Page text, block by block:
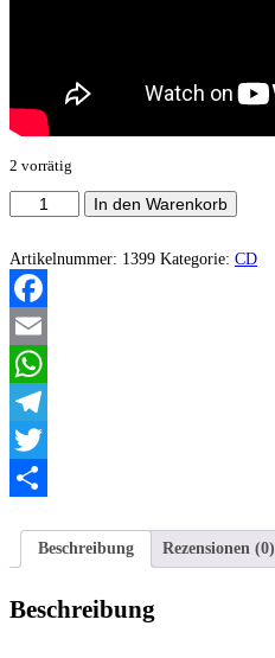
2 vorrätig
Paganus
-
Menge
In den Warenkorb
Artikelnummer: 1399 Kategorie: CD
Facebook
Email
WhatsApp
Telegram
Twitter
Beschreibung
Rezensionen (0)
Beschreibung